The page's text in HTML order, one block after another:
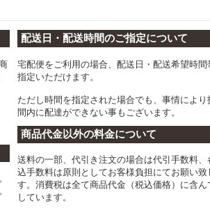
配送日・配送時間のご指定について
宅配便をご利用の場合、配送日・配送希望時間
指定いただけます。
ただし時間を指定された場合でも、事情により
間内に配達ができない事もございます。
商品代金以外の料金について
送料の一部、代引き注文の場合は代引手数料、
込手数料は原則としてお客様負担にてお願い致
す。消費税は全て商品代金（税込価格）に含ん
しています。